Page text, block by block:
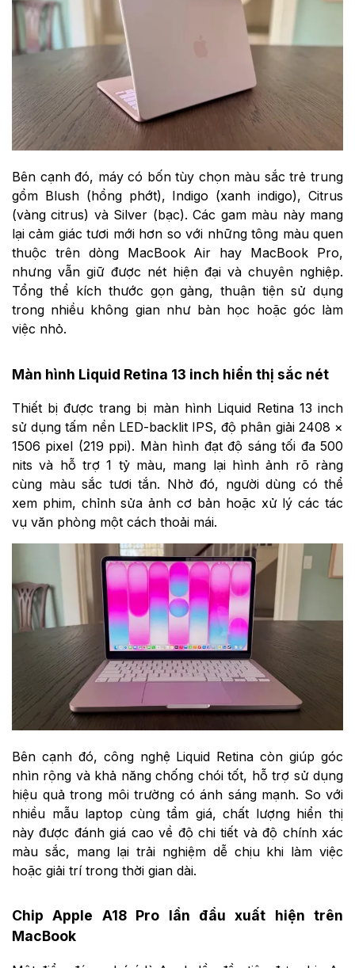
Bên cạnh đó, máy có bốn tùy chọn màu sắc trẻ trung
gồm Blush (hồng phớt), Indigo (xanh indigo), Citrus
(vàng citrus) và Silver (bạc). Các gam màu này mang
lại cảm giác tươi mới hơn so với những tông màu quen
thuộc trên dòng MacBook Air hay MacBook Pro,
nhưng vẫn giữ được nét hiện đại và chuyên nghiệp.
Tổng thể kích thước gọn gàng, thuận tiện sử dụng
trong nhiều không gian như bàn học hoặc góc làm
việc nhỏ.
Màn hình Liquid Retina 13 inch hiển thị sắc nét
Thiết bị được trang bị màn hình Liquid Retina 13 inch
sử dụng tấm nền LED-backlit IPS, độ phân giải 2408 ×
1506 pixel (219 ppi). Màn hình đạt độ sáng tối đa 500
nits và hỗ trợ 1 tỷ màu, mang lại hình ảnh rõ ràng
cùng màu sắc tươi tắn. Nhờ đó, người dùng có thể
xem phim, chỉnh sửa ảnh cơ bản hoặc xử lý các tác
vụ văn phòng một cách thoải mái.
Bên cạnh đó, công nghệ Liquid Retina còn giúp góc
nhìn rộng và khả năng chống chói tốt, hỗ trợ sử dụng
hiệu quả trong môi trường có ánh sáng mạnh. So với
nhiều mẫu laptop cùng tầm giá, chất lượng hiển thị
này được đánh giá cao về độ chi tiết và độ chính xác
màu sắc, mang lại trải nghiệm dễ chịu khi làm việc
hoặc giải trí trong thời gian dài.
Chip Apple A18 Pro lần đầu xuất hiện trên
MacBook